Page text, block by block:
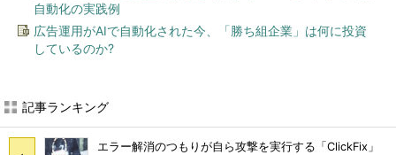
自動化の実践例
広告運用がAIで自動化された今、「勝ち組企業」は何に投資
しているのか?
記事ランキング
エラー解消のつもりが自ら攻撃を実行する「ClickFix」